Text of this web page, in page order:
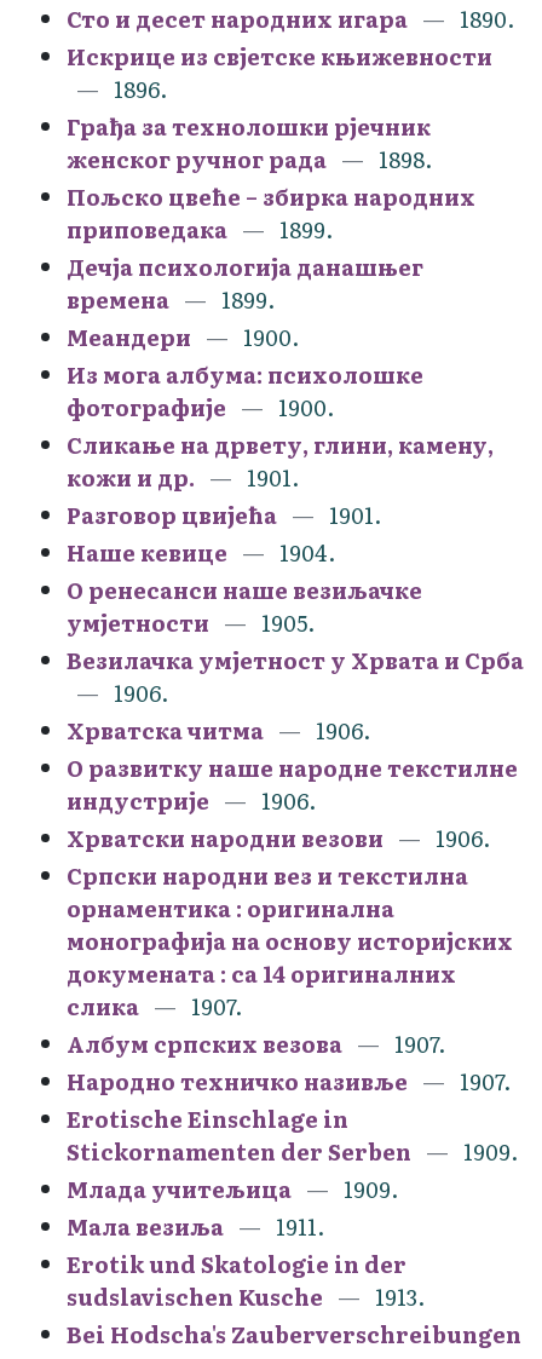
Сто и десет народних игара
1890.
Искрице из свјетске књижевности
1896.
Грађа за технолошки рјечник
женског ручног рада
1898.
Пољско цвеће – збирка народних
приповедака
1899.
Дечја психологија данашњег
времена
1899.
Меандери
1900.
Из могa албума: психолошке
фотографије
1900.
Сликање на дрвету, глини, камену,
кожи и др.
1901.
Разговор цвијећа
1901.
Наше кевице
1904.
О ренесанси наше везиљачке
умjетности
1905.
Везилачка умјетност у Хрвата и Срба
1906.
Хрватска читма
1906.
О развитку наше народне текстилне
индустрије
1906.
Хрватски народни везови
1906.
Српски народни вез и текстилна
орнаментика : оригинална
монографија на основу историјских
докумената : са 14 оригиналних
слика
1907.
Албум српских везова
1907.
Народно техничко називље
1907.
Erotische Einschlage in
Stickornamenten der Serben
1909.
Млада учитељица
1909.
Мала везиља
1911.
Erotik und Skatologie in der
sudslavischen Kusche
1913.
Bei Hodscha's Zauberverschreibungen